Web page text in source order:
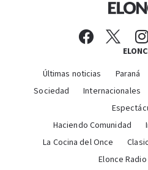
Últimas noticias Paraná
Sociedad
Internacionales
Haciendo Comunidad
La Cocina del Once
Elonce